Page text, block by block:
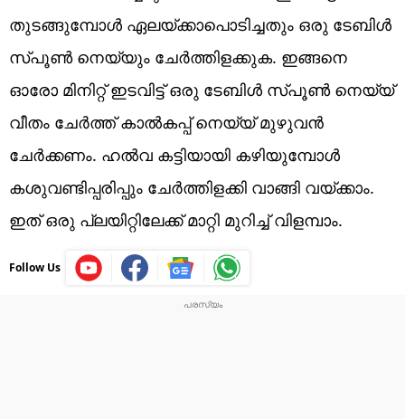
തുടങ്ങുമ്പോൾ ഏലയ്ക്കാപൊടിച്ചതും ഒരു ടേബിൾ
സ്പൂൺ നെയ്യും ചേർത്തിളക്കുക. ഇങ്ങനെ
ഓരോ മിനിറ്റ് ഇടവിട്ട് ഒരു ടേബിൾ സ്പൂൺ നെയ്യ്
വീതം ചേർത്ത് കാൽകപ്പ് നെയ്യ് മുഴുവൻ
ചേർക്കണം. ഹൽവ കട്ടിയായി കഴിയുമ്പോൾ
കശുവണ്ടിപ്പരിപ്പും ചേർത്തിളക്കി വാങ്ങി വയ്ക്കാം.
ഇത് ഒരു പ്ലയിറ്റിലേക്ക് മാറ്റി മുറിച്ച് വിളമ്പാം.
Follow Us